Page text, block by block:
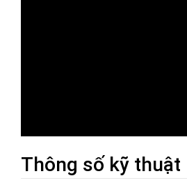
Thông số kỹ thuật